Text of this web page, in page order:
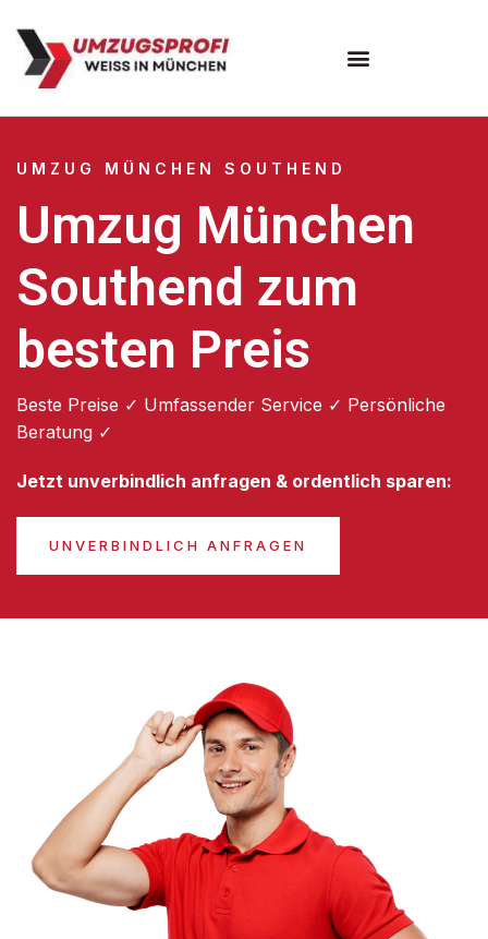
UMZUG MÜNCHEN SOUTHEND
Umzug München
Southend zum
besten Preis
Beste Preise ✓ Umfassender Service ✓ Persönliche
Beratung ✓
Jetzt unverbindlich anfragen & ordentlich sparen:
UNVERBINDLICH ANFRAGEN